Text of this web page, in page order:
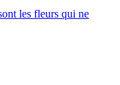
les fleurs qui ne